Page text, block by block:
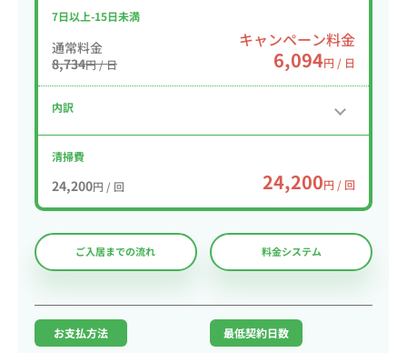
7日以上-15日未満
通常料金
8,734円 / 日
キャンペーン料金
6,094円 / 日
内訳
清掃費
24,200円 / 回 24,200円 / 回
ご入居までの流れ 料金システム
お支払方法 最低契約日数